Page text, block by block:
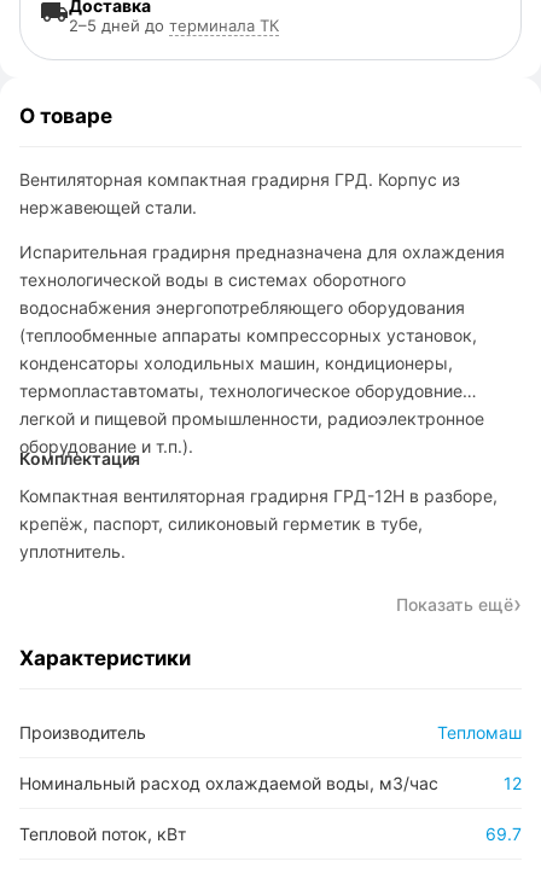
Доставка
2–5 дней до терминала ТК
О товаре
Вентиляторная компактная градирня ГРД. Корпус из
нержавеющей стали.
Испарительная градирня предназначена для охлаждения
технологической воды в системах оборотного
водоснабжения энергопотребляющего оборудования
(теплообменные аппараты компрессорных установок,
конденсаторы холодильных машин, кондиционеры,
термопластавтоматы, технологическое оборудовние
легкой и пищевой промышленности, радиоэлектронное
оборудование и т.п.).
Комплектация
Компактная вентиляторная градирня ГРД-12H в разборе,
крепёж, паспорт, силиконовый герметик в тубе,
уплотнитель.
Показать ещё
Характеристики
Производитель Тепломаш
Номинальный расход охлаждаемой воды, м3/час 12
Тепловой поток, кВт 69.7